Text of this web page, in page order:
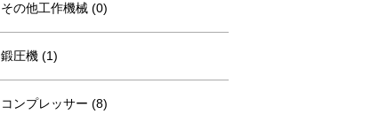
その他工作機械 (0)
鍛圧機 (1)
コンプレッサー (8)